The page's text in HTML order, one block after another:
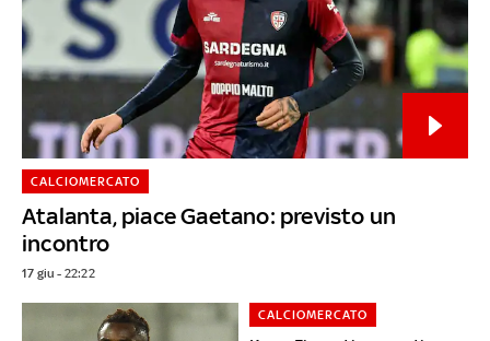
Atalanta, piace Gaetano: previsto un
incontro
CALCIOMERCATO
17 giu - 22:22
CALCIOMERCATO